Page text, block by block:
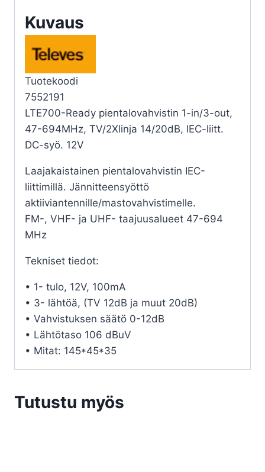
määrä
Kuvaus
Tuotekoodi
7552191
LTE700-Ready pientalovahvistin 1-in/3-out,
47-694MHz, TV/2Xlinja 14/20dB, IEC-liitt.
DC-syö. 12V
Laajakaistainen pientalovahvistin IEC-
liittimillä. Jännitteensyöttö
aktiiviantennille/mastovahvistimelle.
FM-, VHF- ja UHF- taajuusalueet 47-694
MHz
Tekniset tiedot:
• 1- tulo, 12V, 100mA
• ​3- lähtöä, (TV 12dB ja muut 20dB)
• ​Vahvistuksen säätö 0-12dB
• ​Lähtötaso 106 dBuV
• ​Mitat: 145*45*35
Tutustu myös